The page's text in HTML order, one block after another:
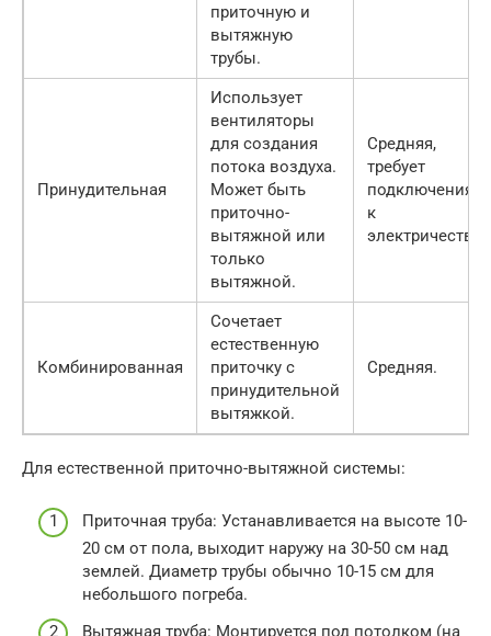
приточную и
вытяжную
трубы.
Принудительная
Использует
вентиляторы
для создания
потока воздуха.
Может быть
приточно-
вытяжной или
только
вытяжной.
Средняя,
требует
подключения
к
электричеству.
Комбинированная
Сочетает
естественную
приточку с
принудительной
вытяжкой.
Средняя.
Для естественной приточно-вытяжной системы:
Приточная труба: Устанавливается на высоте 10-
20 см от пола, выходит наружу на 30-50 см над
землей. Диаметр трубы обычно 10-15 см для
небольшого погреба.
Вытяжная труба: Монтируется под потолком (на